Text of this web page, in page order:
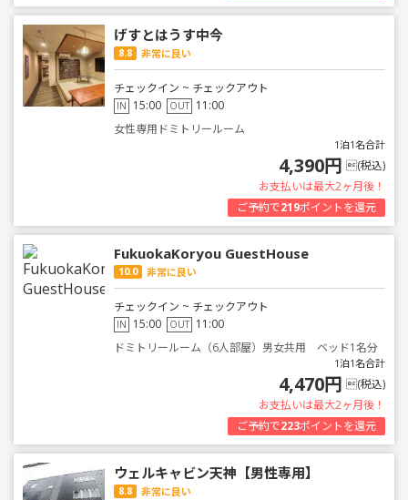
げすとはうす中今
8.8 非常に良い
チェックイン ~ チェックアウト
IN 15:00 OUT 11:00
女性専用ドミトリールーム
1泊1名合計
4,390円 (税込)
お支払いは最大2ヶ月後！
ご予約で219ポイントを還元
FukuokaKoryou GuestHouse
10.0 非常に良い
チェックイン ~ チェックアウト
IN 15:00 OUT 11:00
ドミトリールーム（6人部屋）男女共用 ベッド1名分
1泊1名合計
4,470円 (税込)
お支払いは最大2ヶ月後！
ご予約で223ポイントを還元
ウェルキャビン天神【男性専用】
8.8 非常に良い